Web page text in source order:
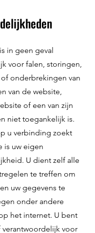
in geen geval
voor falen, storingen,
onderbrekingen van
van de website,
of een van zijn
niet toegankelijk is.
u verbinding zoekt
is uw eigen
U dient zelf alle
te treffen om
uw gegevens te
onder andere
het internet. U bent
voor